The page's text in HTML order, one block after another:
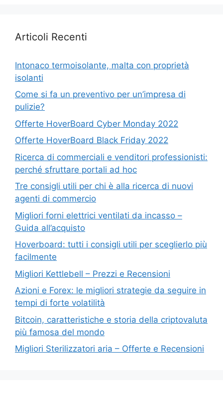
Articoli Recenti
Intonaco termoisolante, malta con proprietà
isolanti
Come si fa un preventivo per un’impresa di
pulizie?
Offerte HoverBoard Cyber Monday 2022
Offerte HoverBoard Black Friday 2022
Ricerca di commerciali e venditori professionisti:
perché sfruttare portali ad hoc
Tre consigli utili per chi è alla ricerca di nuovi
agenti di commercio
Migliori forni elettrici ventilati da incasso –
Guida all’acquisto
Hoverboard: tutti i consigli utili per sceglierlo più
facilmente
Migliori Kettlebell – Prezzi e Recensioni
Azioni e Forex: le migliori strategie da seguire in
tempi di forte volatilità
Bitcoin, caratteristiche e storia della criptovaluta
più famosa del mondo
Migliori Sterilizzatori aria – Offerte e Recensioni